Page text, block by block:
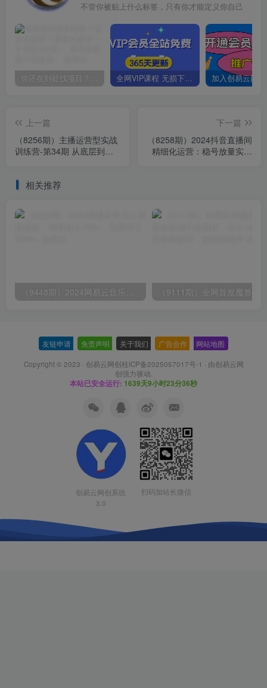
不管你被贴上什么标签，只有你才能定义你自己
你还在到处找项目？还在当韭菜？我靠卖项目一个月收入5万+，曾经我也是个失败者。 全网VIP课程 无损下载~
上一篇
（8256期）主播运营型实战
训练营-第34期 从底层到起
下一篇
（8258期）2024抖音直播间
精细化运营：稳号放量实操
相关推荐
友链申请 免责声明 关于我们 广告合作 网站地图
Copyright © 2023 · 创易云网创桂ICP备2025057017号-1 · 由创易云网
创强力驱动.
本站已安全运行: 1639天9小时23分37秒
创易云网创系统
3.0
扫码加站长微信